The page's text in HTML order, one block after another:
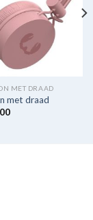
MET DRAAD
met draad